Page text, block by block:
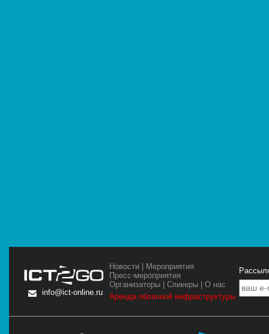
info@ict-online.ru
Новости | Мероприятия
Пресс-мероприятия
Организаторы |Спикеры |О нас
Аренда облачной инфраструктуры